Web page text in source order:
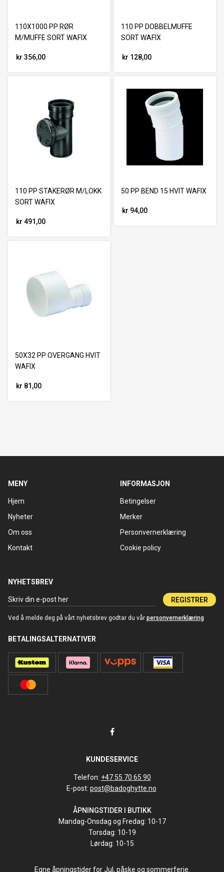
110X1000 PP RØR
M/MUFFE SORT WAFIX
kr 356,00
110 PP DOBBELMUFFE
SORT WAFIX
kr 128,00
110 PP STAKERØR M/LOKK
SORT WAFIX
kr 491,00
50 PP BEND 15 HVIT WAFIX
kr 94,00
50X32 PP OVERGANG HVIT
WAFIX
kr 81,00
MENY
Hjem
Nyheter
Om oss
Kontakt
INFORMASJON
Betingelser
Merker
Personvernerklæring
Cookie policy
NYHETSBREV
REGISTRER
Ved å melde deg på vårt nyhetsbrev godtar du vår personvernerklæring
BETALINGSALTERNATIVER
KUNDESERVICE
Telefon: +47 55 70 65 90
E-post: post@badoghytte.no
ÅPNINGSTIDER I BUTIKK
Mandag-Onsdag og Fredag: 10-17
Torsdag: 10-19
Lørdag: 10-15
Egne åpningstider for Jul, påske og sommerferie.